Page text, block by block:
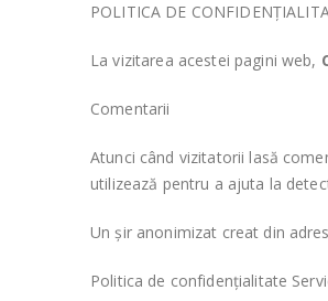
POLITICA DE
La vizitarea acestei pagini web,
Comentarii
Atunci când vizitatorii lasă
utilizează pentru a ajuta la
Un șir anonimizat creat din
Politica de confidențialitate